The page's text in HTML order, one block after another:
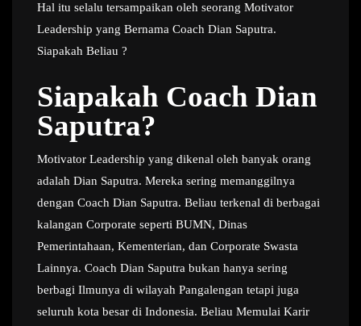
Hal itu selalu tersampaikan oleh seorang Motivator
Leadership yang Bernama Coach Dian Saputra.
Siapakah Beliau ?
Siapakah Coach Dian
Saputra?
Motivator Leadership yang dikenal oleh banyak orang
adalah Dian Saputra. Mereka sering memanggilnya
dengan Coach Dian Saputra. Beliau terkenal di berbagai
kalangan Corporate seperti BUMN, Dinas
Pemerintahaan, Kementerian, dan Corporate Swasta
Lainnya. Coach Dian Saputra bukan hanya sering
berbagi Ilmunya di wilayah Pangalengan tetapi juga
seluruh kota besar di Indonesia. Beliau Memulai Karir